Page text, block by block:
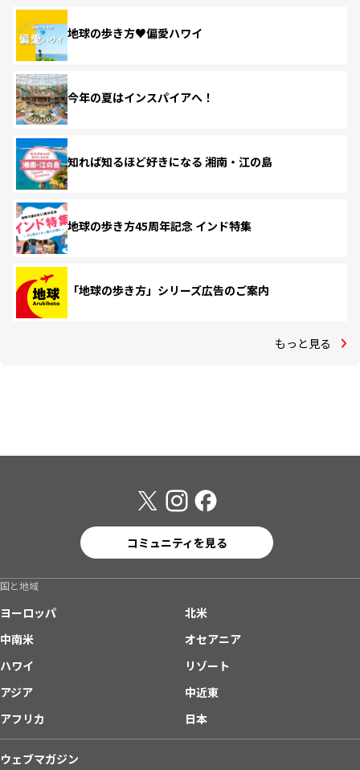
地球の歩き方♥偏愛ハワイ
今年の夏はインスパイアへ！
知れば知るほど好きになる 湘南・江の島
地球の歩き方45周年記念 インド特集
「地球の歩き方」シリーズ広告のご案内
もっと見る
コミュニティを見る
国と地域
ヨーロッパ
北米
中南米
オセアニア
ハワイ
リゾート
アジア
中近東
アフリカ
日本
ウェブマガジン